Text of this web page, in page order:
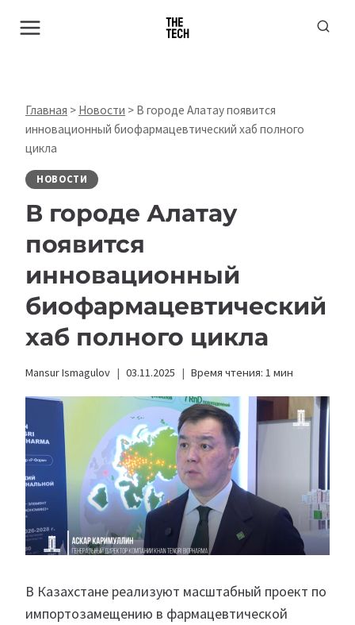
Главная > Новости > В городе Алатау появится
инновационный биофармацевтический хаб полного
цикла
НОВОСТИ
В городе Алатау
появится
инновационный
биофармацевтический
хаб полного цикла
Mansur Ismagulov 03.11.2025 Время чтения: 1 мин
В Казахстане реализуют масштабный проект по
импортозамещению в фармацевтической